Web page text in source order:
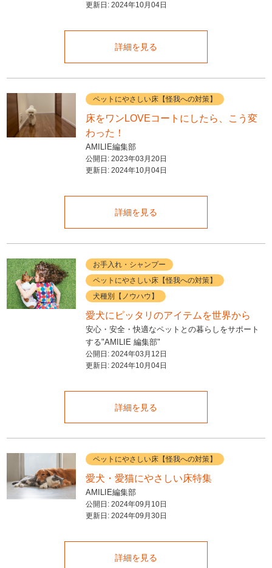
更新日: 2024年10月04日
詳細を見る
ペットにやさしい床【怪我への対策】
床をワンLOVEコートにしたら、こう変
わった！
AMILIE編集部
公開日: 2023年03月20日
更新日: 2024年10月04日
詳細を見る
お手入れ・シャンプー
ペットにやさしい床【怪我への対策】
犬種別【ノウハウ】
愛犬にピッタリのアイテムを世界から
安心・安全・快適なペットとの暮らしをサポート
する"AMILIE 編集部"
公開日: 2024年03月12日
更新日: 2024年10月04日
詳細を見る
ペットにやさしい床【怪我への対策】
愛犬・愛猫にやさしい床特集
AMILIE編集部
公開日: 2024年09月10日
更新日: 2024年09月30日
詳細を見る